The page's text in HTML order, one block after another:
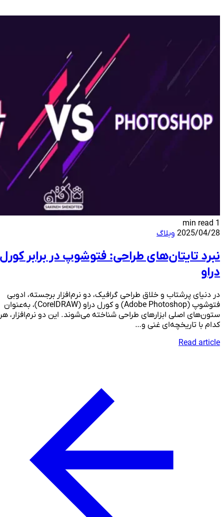
2025/04/28 وبلاگ
نبرد تایتان‌های طراحی: فتوشوپ در برابر کورل
دراو
در دنیای پرشتاب و خلاق طراحی گرافیک، دو نرم‌افزار برجسته، ادوبی
فتوشوپ (Adobe Photoshop) و کورل دراو (CorelDRAW)، به‌عنوان
ستون‌های اصلی ابزارهای طراحی شناخته می‌شوند. این دو نرم‌افزار، هر
کدام با تاریخچه‌ای غنی و…
Read article